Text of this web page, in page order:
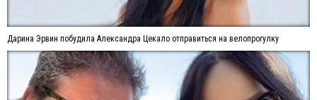
Дарина Эрвин побудила Александра Цекало отправиться на велопрогулку